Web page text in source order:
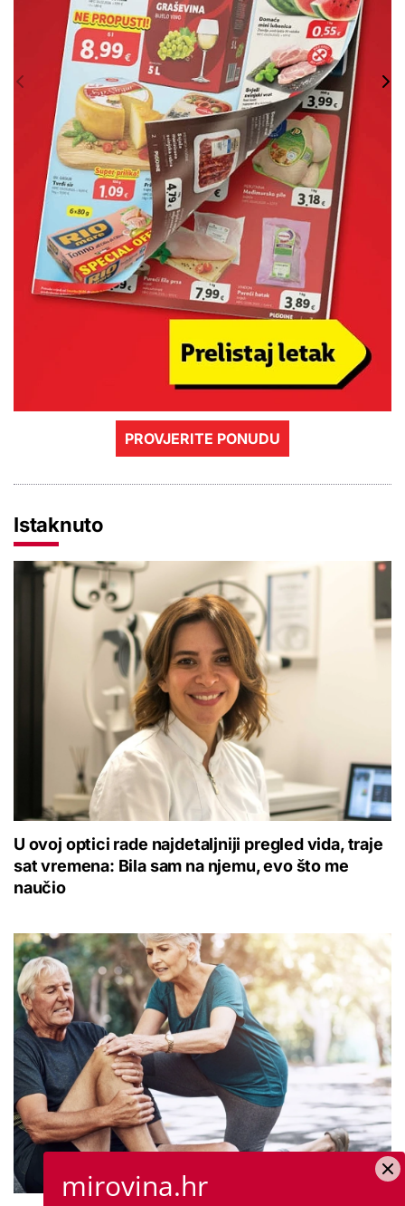
PROVJERITE PONUDU
Istaknuto
U ovoj optici rade najdetaljniji pregled vida, traje
sat vremena: Bila sam na njemu, evo što me
naučio
mirovina.hr